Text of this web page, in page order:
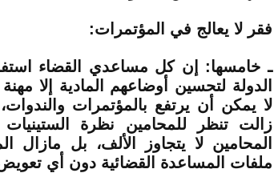
فقر لا يعالج في المؤتمرات:
ـ خامسها: إن كل مساعدي القضاء
الدولة لتحسين أوضاعهم المادية إلا
لا يمكن أن يرتفع بالمؤتمرات
زالت تنظر للمحامين نظرة
المحامين لا يتجاوز الألف، بل مازال
ملفات المساعدة القضائية دون أي تعويض